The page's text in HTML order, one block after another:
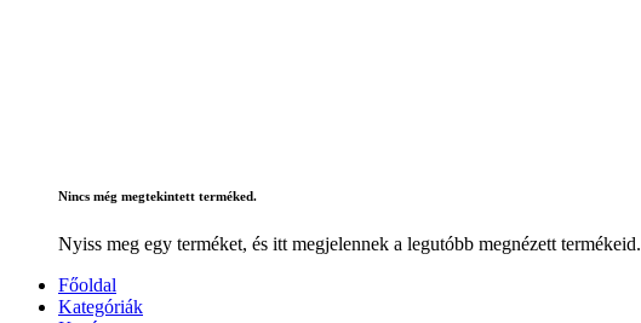
Nincs még megtekintett terméked.
Nyiss meg egy terméket, és itt megjelennek a legutóbb megnézett termékeid.
Főoldal
Kategóriák